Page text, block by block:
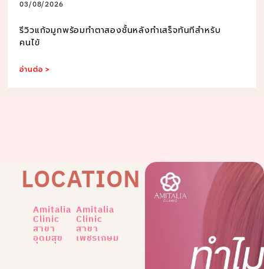
03/08/2026
รีวิวแก้จมูกพร้อมทำตาสองชั้นหลังทำเสร็จทันทีสำหรับ
คนไข้
อ่านต่อ >
LOCATION
Amitalia
Clinic
สาขา
อุดมสุข
Amitalia
Clinic
สาขา
เพชรเกษม